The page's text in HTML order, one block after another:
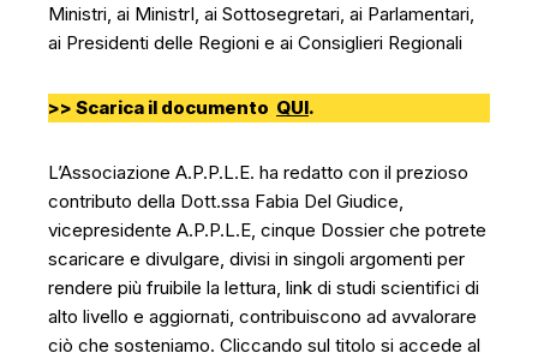
Ministri, ai MinistrI, ai Sottosegretari, ai Parlamentari,
ai Presidenti delle Regioni e ai Consiglieri Regionali
>> Scarica il documento QUI.
L’Associazione A.P.P.L.E. ha redatto con il prezioso
contributo della Dott.ssa Fabia Del Giudice,
vicepresidente A.P.P.L.E, cinque Dossier che potrete
scaricare e divulgare, divisi in singoli argomenti per
rendere più fruibile la lettura, link di studi scientifici di
alto livello e aggiornati, contribuiscono ad avvalorare
ciò che sosteniamo. Cliccando sul titolo si accede al